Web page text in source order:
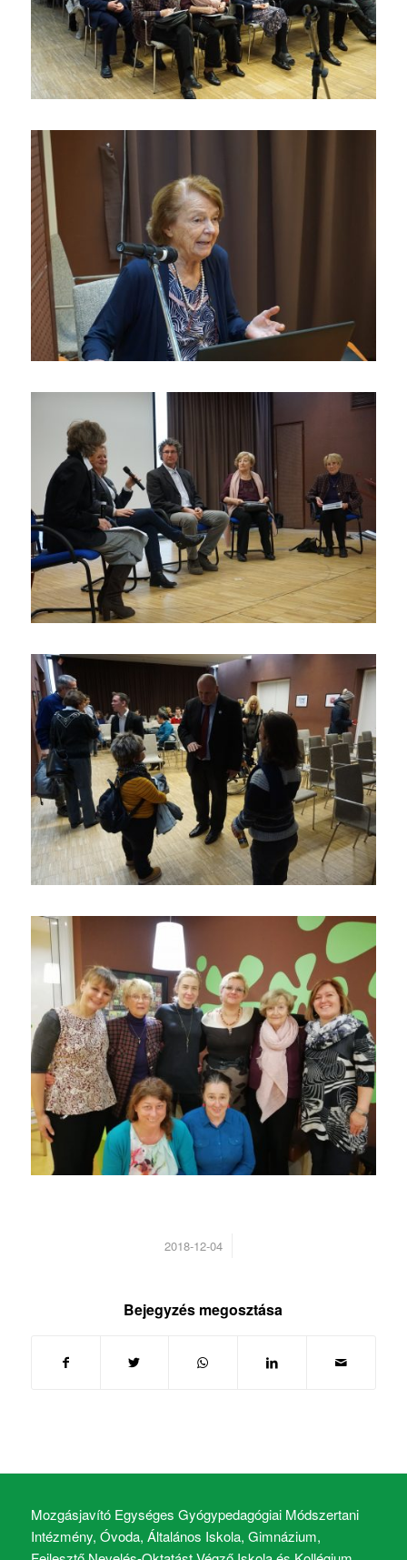
2018-12-04
/
Bejegyzés megosztása
Mozgásjavító Egységes Gyógypedagógiai Módszertani
Intézmény, Óvoda, Általános Iskola, Gimnázium,